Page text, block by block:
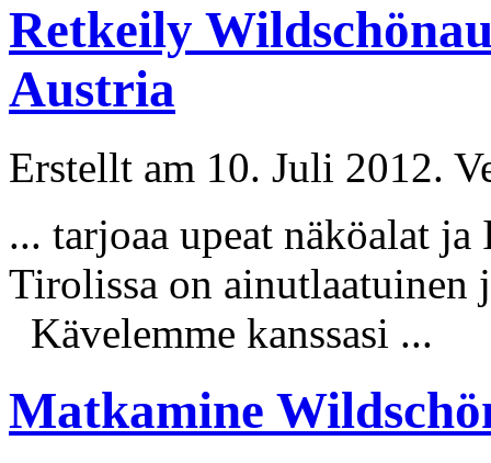
Retkeily
Austria
Erstellt am 10. Juli 2012.
... tarjoaa upeat näköalat
Tirolissa on
Kävelemme kanssasi ...
Matkamine